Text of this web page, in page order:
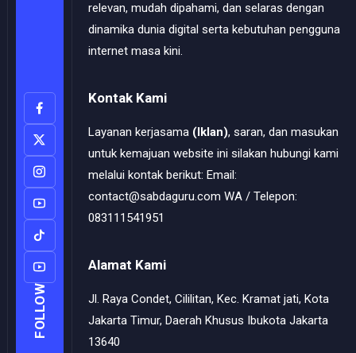
FOLLOW
relevan, mudah dipahami, dan selaras dengan
dinamika dunia digital serta kebutuhan pengguna
internet masa kini.
Kontak Kami
Layanan kerjasama (Iklan), saran, dan masukan
untuk kemajuan website ini silakan hubungi kami
melalui kontak berikut: Email:
contact@sabdaguru.com WA / Telepon:
083111541951
Alamat Kami
Jl. Raya Condet, Cililitan, Kec. Kramat jati, Kota
Jakarta Timur, Daerah Khusus Ibukota Jakarta
13640